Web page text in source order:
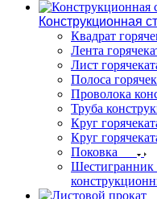
Конструкционная
Квадрат
Лента
Лист
Полоса
Проволока
Труба
Круг
Круг
Поковка
Шестигранник